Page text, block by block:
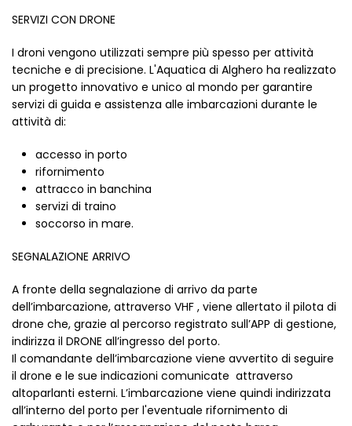
SERVIZI CON DRONE
I droni vengono utilizzati sempre più spesso per attività
tecniche e di precisione. L'Aquatica di Alghero ha realizzato
un progetto innovativo e unico al mondo per garantire
servizi di guida e assistenza alle imbarcazioni durante le
attività di:
accesso in porto
rifornimento
attracco in banchina
servizi di traino
soccorso in mare.
SEGNALAZIONE ARRIVO
A fronte della segnalazione di arrivo da parte
dell’imbarcazione, attraverso VHF , viene allertato il pilota di
drone che, grazie al percorso registrato sull’APP di gestione,
indirizza il DRONE all’ingresso del porto.
Il comandante dell’imbarcazione viene avvertito di seguire
il drone e le sue indicazioni comunicate attraverso
altoparlanti esterni. L’imbarcazione viene quindi indirizzata
all’interno del porto per l'eventuale rifornimento di